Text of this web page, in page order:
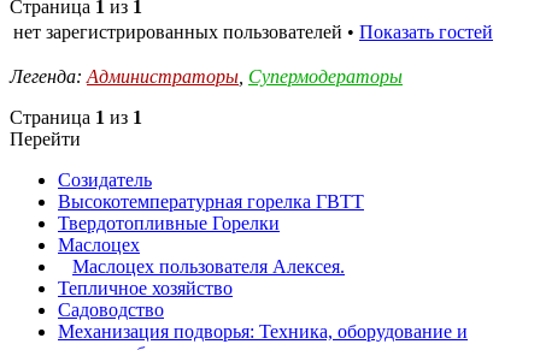
Страница 1 из 1
нет зарегистрированных пользователей • Показать гостей
Легенда: Администраторы Супермодераторы
Страница 1 из 1
Перейти
Созидатель
Высокотемпературная горелка ГВТТ
Твердотопливные Горелки
Маслоцех
Маслоцех пользователя Алексея.
Тепличное хозяйство
Садоводство
Механизация подворья: Техника, оборудование и